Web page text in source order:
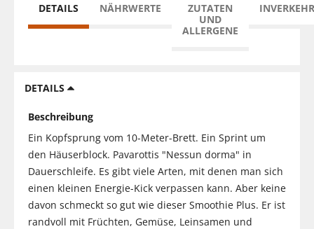
DETAILS NÄHRWERTE
ZUTATEN
UND
ALLERGENE
DETAILS
Beschreibung
Ein Kopfsprung vom 10-Meter-Brett. Ein Sprint um
den Häuserblock. Pavarottis "Nessun dorma" in
Dauerschleife. Es gibt viele Arten, mit denen man sich
einen kleinen Energie-Kick verpassen kann. Aber keine
davon schmeckt so gut wie dieser Smoothie Plus. Er ist
randvoll mit Früchten, Gemüse, Leinsamen und